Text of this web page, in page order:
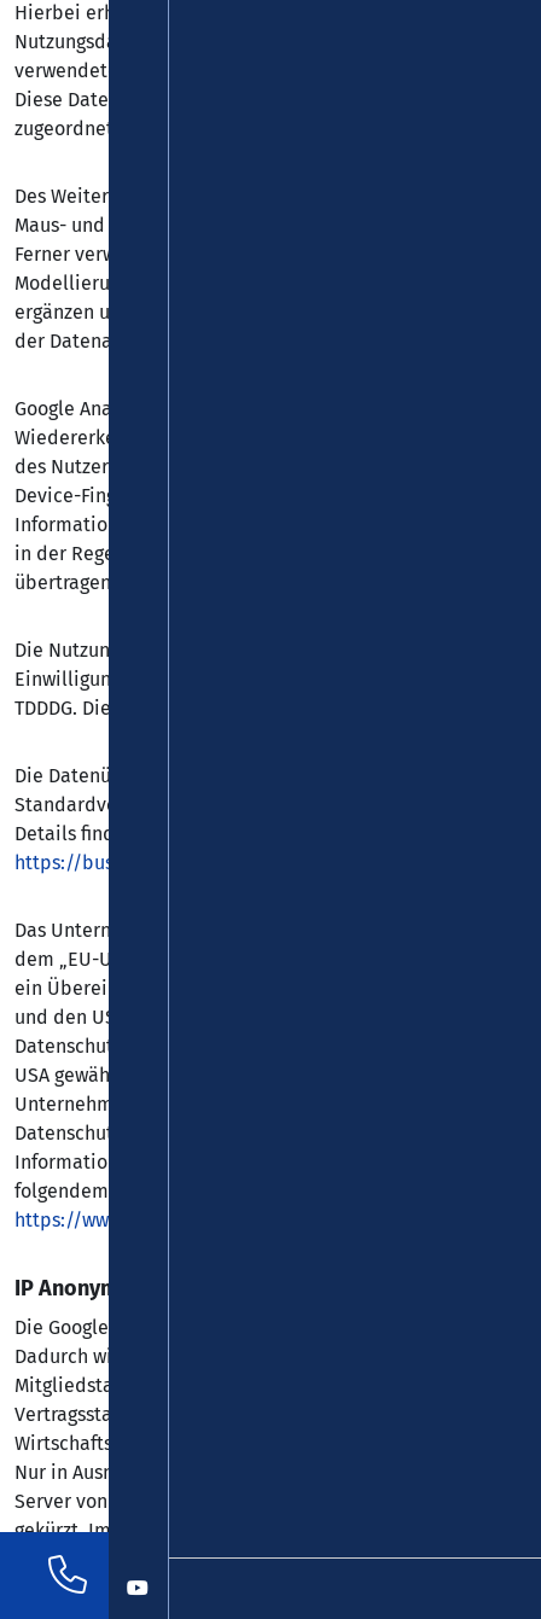
Hierbei erhält der Websitebetreiber verschiedene
Nutzungsdaten, wie z. B. Seitenaufrufe, Verweildauer,
verwendete Betriebssysteme und Herkunft des Nutzers.
Diese Daten werden dem jeweiligen Endgerät des Users
zugeordnet. Eine Zuordnung zu einer User-ID erfolgt nicht.
Des Weiteren können wir mit Google Analytics u. a. Ihre
Maus- und Scrollbewegungen und Klicks aufzeichnen.
Ferner verwendet Google Analytics verschiedene
Modellierungsansätze, um die erfassten Datensätze zu
ergänzen und setzt Machine-Learning-Technologien bei
der Datenanalyse ein.
Google Analytics verwendet Technologien, die die
Wiedererkennung des Nutzers zum Zwecke der Analyse
des Nutzerverhaltens ermöglichen (z. B. Cookies oder
Device-Fingerprinting). Die von Google erfassten
Informationen über die Benutzung dieser Website werden
in der Regel an einen Server von Google in den USA
übertragen und dort gespeichert.
Die Nutzung dieses Dienstes erfolgt auf Grundlage Ihrer
Einwilligung nach Art. 6 Abs. 1 lit. a DSGVO und § 25 Abs. 1
TDDDG. Die Einwilligung ist jederzeit widerrufbar.
Die Datenübertragung in die USA wird auf die
Standardvertragsklauseln der EU-Kommission gestützt.
Details finden Sie hier:
https://business.safety.google/adscontrollerterms/sccs/
Das Unternehmen verfügt über eine Zertifizierung nach
dem „EU-US Data Privacy Framework“ (DPF). Der DPF ist
ein Übereinkommen zwischen der Europäischen Union
und den USA, der die Einhaltung europäischer
Datenschutzstandards bei Datenverarbeitungen in den
USA gewährleisten soll. Jedes nach dem DPF zertifizierte
Unternehmen verpflichtet sich, diese
Datenschutzstandards einzuhalten. Weitere
Informationen hierzu erhalten Sie vom Anbieter unter
folgendem Link:
https://www.dataprivacyframework.gov/participant/5780
IP Anonymisierung
Die Google Analytics IP-Anonymisierung ist aktiviert.
Dadurch wird Ihre IP-Adresse von Google innerhalb von
Mitgliedstaaten der Europäischen Union oder in anderen
Vertragsstaaten des Abkommens über den Europäischen
Wirtschaftsraum vor der Übermittlung in die USA gekürzt.
Nur in Ausnahmefällen wird die volle IP-Adresse an einen
Server von Google in den USA übertragen und dort
gekürzt. Im Auftrag des Betreibers dieser Website wird
Google diese Informationen benutzen, um Ihre Nutzung
der Website auszuwerten, um Reports über die